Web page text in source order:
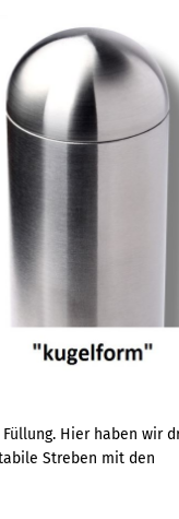
Hier haben wir
Streben mit den